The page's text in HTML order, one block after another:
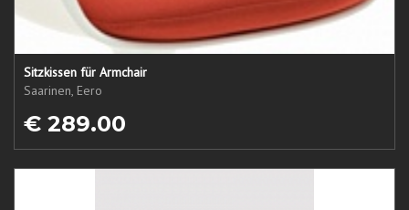
Sitzkissen für Armchair
Saarinen, Eero
€ 289.00